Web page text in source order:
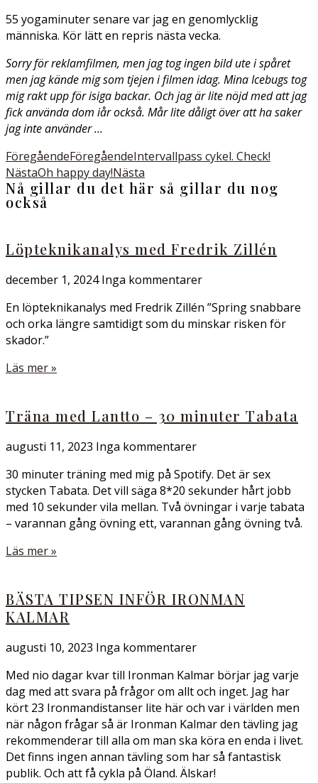
55 yogaminuter senare var jag en genomlycklig
människa. Kör lätt en repris nästa vecka.
Sorry för reklamfilmen, men jag tog ingen bild ute i spåret
men jag kände mig som tjejen i filmen idag. Mina Icebugs tog
mig rakt upp för isiga backar. Och jag är lite nöjd med att jag
fick använda dom iår också. Mår lite dåligt över att ha saker
jag inte använder …
FöregåendeFöregåendeIntervallpass cykel. Check!
NästaOh happy day!Nästa
Nå gillar du det här så gillar du nog
också
Löpteknikanalys med Fredrik Zillén
december 1, 2024Inga kommentarer
En löpteknikanalys med Fredrik Zillén ”Spring snabbare
och orka längre samtidigt som du minskar risken för
skador.”
Läs mer »
Träna med Lantto – 30 minuter Tabata
augusti 11, 2023 Inga kommentarer
30 minuter träning med mig på Spotify. Det är sex
stycken Tabata. Det vill säga 8*20 sekunder hårt jobb
med 10 sekunder vila mellan. Två övningar i varje tabata
– varannan gång övning ett, varannan gång övning två.
Läs mer »
BÄSTA TIPSEN INFÖR IRONMAN
KALMAR
augusti 10, 2023 Inga kommentarer
Med nio dagar kvar till Ironman Kalmar börjar jag varje
dag med att svara på frågor om allt och inget. Jag har
kört 23 Ironmandistanser lite här och var i världen men
när någon frågar så är Ironman Kalmar den tävling jag
rekommenderar till alla om man ska köra en enda i livet.
Det finns ingen annan tävling som har så fantastisk
publik. Och att få cykla på Öland. Älskar!